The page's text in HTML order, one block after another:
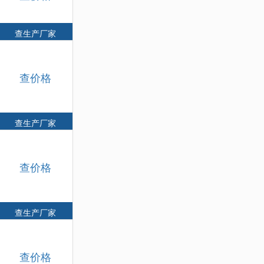
查生产厂家
查价格
查生产厂家
查价格
查生产厂家
查价格